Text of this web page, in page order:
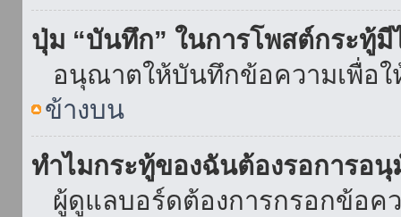
ปุ่ม “บันทึก” ในการโพสต์กระทู้มี
อนุณาตให้บันทึกข้อความเพื่อใ
ข้างบน
ทำไมกระทู้ของฉันต้องรอการอนุ
ผู้ดูแลบอร์ดต้องการกรอกข้อค